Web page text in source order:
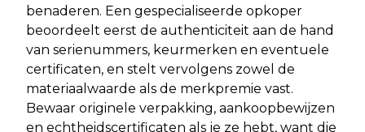
benaderen. Een gespecialiseerde opkoper
beoordeelt eerst de authenticiteit aan de hand
van serienummers, keurmerken en eventuele
certificaten, en stelt vervolgens zowel de
materiaalwaarde als de merkpremie vast.
Bewaar originele verpakking, aankoopbewijzen
en echtheidscertificaten als je ze hebt, want die